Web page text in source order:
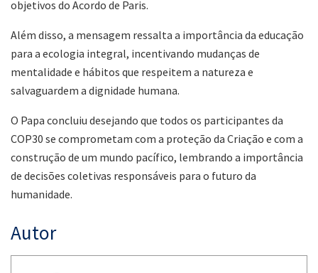
objetivos do Acordo de Paris.
Além disso, a mensagem ressalta a importância da educação
para a ecologia integral, incentivando mudanças de
mentalidade e hábitos que respeitem a natureza e
salvaguardem a dignidade humana.
O Papa concluiu desejando que todos os participantes da
COP30 se comprometam com a proteção da Criação e com a
construção de um mundo pacífico, lembrando a importância
de decisões coletivas responsáveis para o futuro da
humanidade.
Autor